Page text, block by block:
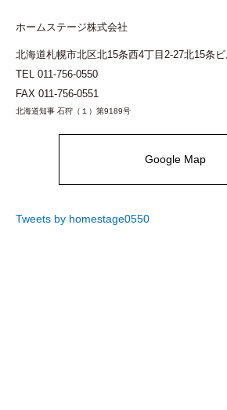
ホームステージ株式会社
北海道札幌市北区北15条西4丁目2-27北15条
TEL 011-756-0550
FAX 011-756-0551
北海道知事 石狩（１）第9189号
Google Map
Tweets by homestage0550